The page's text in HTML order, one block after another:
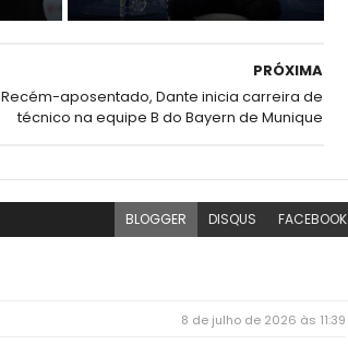
PRÓXIMA
Recém-aposentado, Dante inicia carreira de
técnico na equipe B do Bayern de Munique
BLOGGER DISQUS FACEBOOK
8 de julho de 2026 às 11:39